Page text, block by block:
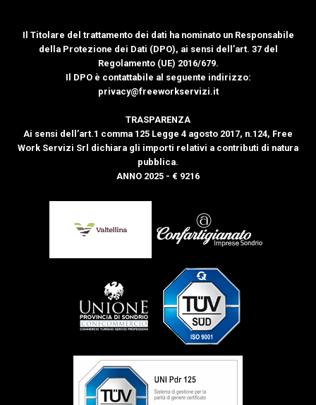
Il Titolare del trattamento dei dati ha nominato un Responsabile
della Protezione dei Dati (DPO), ai sensi dell’art. 37 del
Regolamento (UE) 2016/679.
Il DPO è contattabile al seguente indirizzo:
privacy@freeworkservizi.it
TRASPARENZA
Ai sensi dell’art.1 comma 125 Legge 4 agosto 2017, n.124, Free
Work Servizi Srl dichiara gli importi relativi a contributi di natura
pubblica.
ANNO 2025 - € 9216